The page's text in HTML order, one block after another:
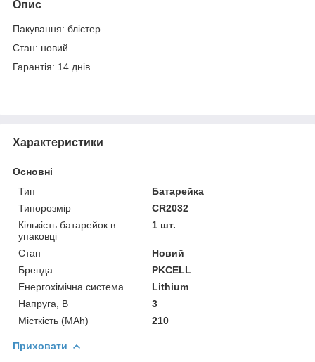
Опис
Пакування: блістер
Стан: новий
Гарантія: 14 днів
Характеристики
Основні
Тип
Батарейка
Типорозмір
CR2032
Кількість батарейок в
упаковці
1 шт.
Стан
Новий
Бренда
PKCELL
Енергохімічна система
Lithium
Напруга, В
3
Місткість (MAh)
210
Приховати